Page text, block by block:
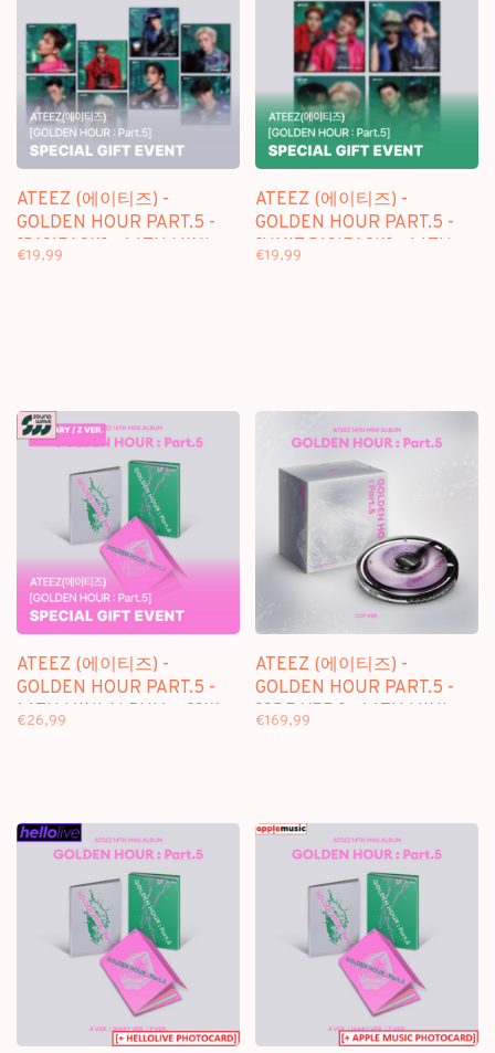
ATEEZ (에이티즈) -
GOLDEN HOUR PART.5 -
[DIGIPACK] - 14TH MINI
€19,99
ATEEZ (에이티즈) -
GOLDEN HOUR PART.5 -
[UNIT DIGIPACK] - 14TH
€19,99
ATEEZ (에이티즈) -
GOLDEN HOUR PART.5 -
14TH MINI ALBUM + [SW
€26,99
ATEEZ (에이티즈) -
GOLDEN HOUR PART.5 -
[CDP VER.] - 14TH MINI
€169,99